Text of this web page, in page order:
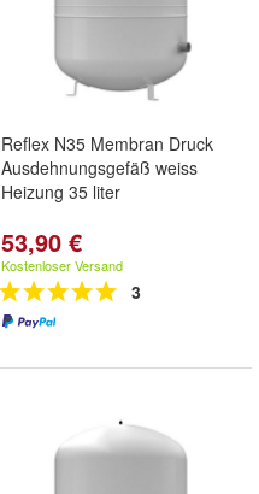
Reflex N35 Membran Druck
Ausdehnungsgefäß weiss
Heizung 35 liter
53,90 €
Kostenloser Versand
3